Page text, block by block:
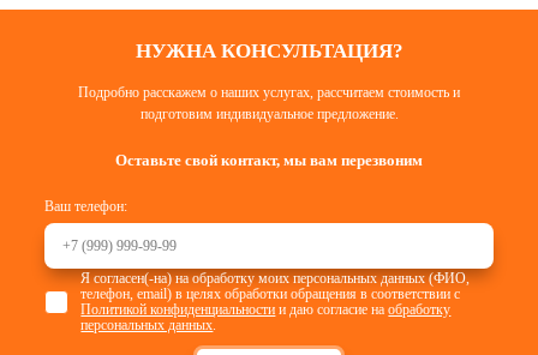
НУЖНА КОНСУЛЬТАЦИЯ?
Подробно расскажем о наших услугах, рассчитаем стоимость и
подготовим индивидуальное предложение.
Оставьте свой контакт, мы вам перезвоним
Ваш телефон:
Я согласен(-на) на обработку моих персональных данных (ФИО,
телефон, email) в целях обработки обращения в соответствии с
Политикой конфиденциальности и даю согласие наобработку
персональных данных